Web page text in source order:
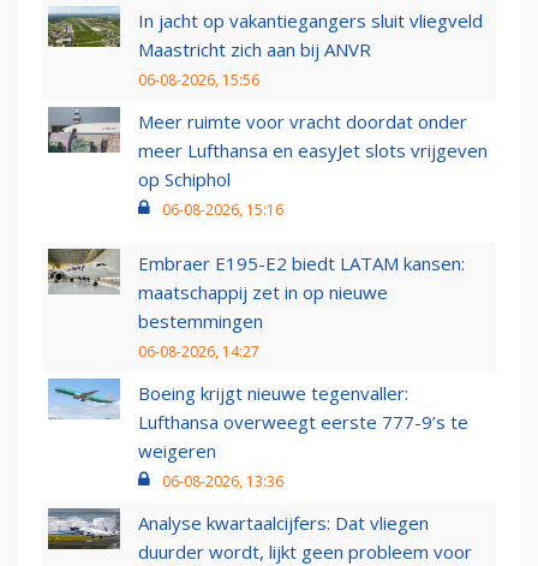
In jacht op vakantiegangers sluit vliegveld
Maastricht zich aan bij ANVR
06-08-2026, 15:56
Meer ruimte voor vracht doordat onder
meer Lufthansa en easyJet slots vrijgeven
op Schiphol
06-08-2026, 15:16
Embraer E195-E2 biedt LATAM kansen:
maatschappij zet in op nieuwe
bestemmingen
06-08-2026, 14:27
Boeing krijgt nieuwe tegenvaller:
Lufthansa overweegt eerste 777-9’s te
weigeren
06-08-2026, 13:36
Analyse kwartaalcijfers: Dat vliegen
duurder wordt, lijkt geen probleem voor